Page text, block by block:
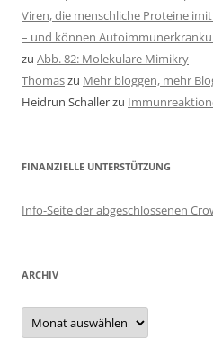
Viren, die menschliche Proteine
– und können
zu Abb. 82: Molekulare Mimikry
Thomaszu Mehr bloggen, mehr
Heidrun Schallerzu
FINANZIELLE UNTERSTÜTZUNG
Info-Seite der abgeschlossenen
ARCHIV
Archiv